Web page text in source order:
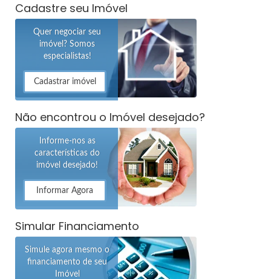
Cadastre seu Imóvel
Quer negociar seu
imóvel? Somos
especialistas!
Cadastrar imóvel
Não encontrou o Imóvel desejado?
Informe-nos as
características do
imóvel desejado!
Informar Agora
Simular Financiamento
Simule agora mesmo o
financiamento de seu
Imóvel